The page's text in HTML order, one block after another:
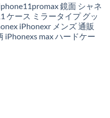
鏡面 シャネ
ケース ミラータイプ グッ
iPhonexr メンズ 通販
iPhonexs max ハードケー